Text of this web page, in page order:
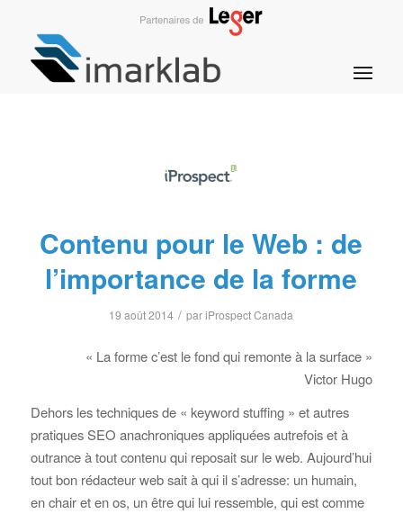
Contenu pour le Web : de
l’importance de la forme
19 août 2014 / pariProspect Canada
« La forme c’est le fond qui remonte à la surface »
Victor Hugo
Dehors les techniques de « keyword stuffing » et autres
pratiques SEO anachroniques appliquées autrefois et à
outrance à tout contenu qui reposait sur le web. Aujourd’hui
tout bon rédacteur web sait à qui il s’adresse: un humain,
en chair et en os, un être qui lui ressemble, qui est comme